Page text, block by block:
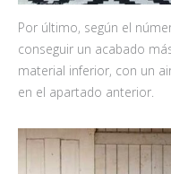
Por último, según el
conseguir un acabado
material inferior, con un
en el apartado anterior.